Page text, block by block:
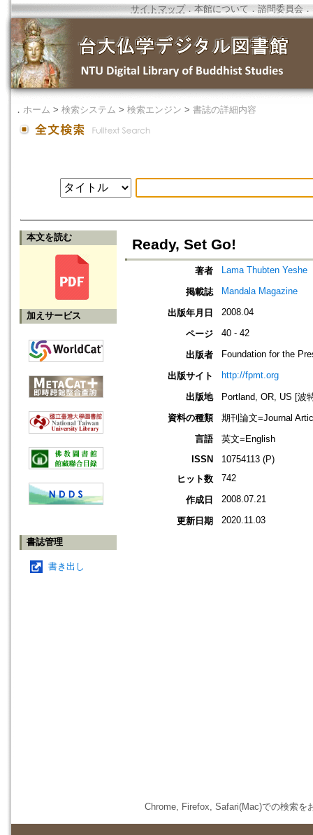
サイトマップ．本館について ． 諮問委員会 ．
． ホーム > 検索システム > 検索エンジン > 書誌の詳細内容
本文を読む
加えサービス
書誌管理
書き出し
Ready, Set Go!
著者 Lama Thubten Yeshe
掲載誌 Mandala Magazine
出版年月日 2008.04
ページ 40 - 42
出版者 Foundation for the
出版サイト http://fpmt.org
出版地
Portland, OR, US [波
資料の種類
期刊論文=Journal
言語
英文=English
ISSN
10754113 (P)
ヒット数
742
作成日 2008.07.21
更新日期 2020.11.03
Chrome, Firefox, Safari(Mac)での検索を